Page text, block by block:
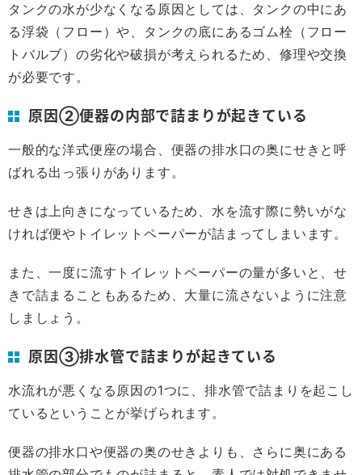
タンクの水が少なくなる原因としては、タンクの中にあ
る浮袋（フロー）や、タンクの底にあるゴム栓（フロー
トバルブ）の劣化や破損が考えられるため、修理や交換
が必要です。
原因②便器の内部で詰まりが起きている
一般的な洋式便座の場合、便器の排水口の奥にせきと呼
ばれる出っ張りがあります。
せきは上向きになっているため、水を流す際に勢いがな
ければ便やトイレットペーパーが詰まってしまいます。
また、一度に流すトイレットペーパーの量が多いと、せ
きで詰まることもあるため、大量に流さないように注意
しましょう。
原因③排水管で詰まりが起きている
水流れが悪くなる原因の1つに、排水管で詰まりを起こし
ているということが挙げられます。
便器の排水口や便器の奥のせきよりも、さらに奥にある